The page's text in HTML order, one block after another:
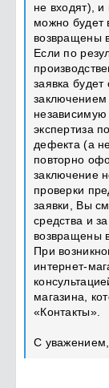
не входят), и
можно будет
возвращены
Если по
заявка
заключением
независимую
экспертиза
дефекта (а
повторно
заключение
проверки
заявки, Вы
средства и
возвращены
При
интернет-
магазина,
«Контакты».
С